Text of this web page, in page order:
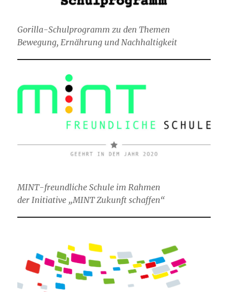
Gorilla-Schulprogramm zu den Themen
Bewegung, Ernährung und Nachhaltigkeit
MINT-freundliche Schule im Rahmen
der Initiative „MINT Zukunft schaffen“